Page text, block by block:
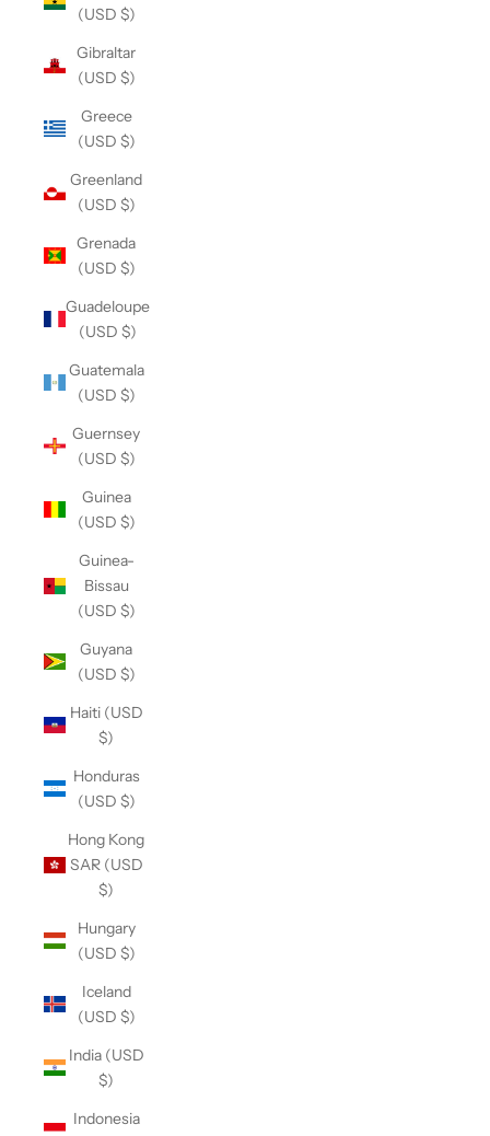
(USD $)
Gibraltar
(USD $)
Greece
(USD $)
Greenland
(USD $)
Grenada
(USD $)
Guadeloupe
(USD $)
Guatemala
(USD $)
Guernsey
(USD $)
Guinea
(USD $)
Guinea-
Bissau
(USD $)
Guyana
(USD $)
Haiti (USD
$)
Honduras
(USD $)
Hong Kong
SAR (USD
$)
Hungary
(USD $)
Iceland
(USD $)
India (USD
$)
Indonesia